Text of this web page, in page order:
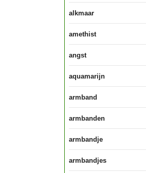
alkmaar
amethist
angst
aquamarijn
armband
armbanden
armbandje
armbandjes